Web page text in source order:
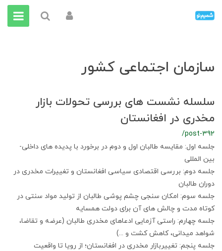
سازمان اجتماعی کشور
سلسله نشست های بررسی تحولات بازار
مخدری در افغانستان
/post-392
جلسه اول: مقایسه طالبان اول و دوم در برخورد با پدیده های داخلی-
بین المللی
جلسه دوم: بررسی اقتصادی سیاسی افغانستان و تغییرات مخدری در
دوران طالبان
جلسه سوم: امکان سنجی چشم پوشی طالبان از تولید مواد سنتی در
کوتاه مدت و چالش های آن برای دولت همسایه
جلسه چهارم: راستی آزمایی ادعاهای مخدری طالبان (عرضه و تقاضا،
شواهد میدانی، کاهش کشت و ...)
جلسه پنجم: تغییربازار مخدری در افغانستان؛ از رویا تا واقعیت